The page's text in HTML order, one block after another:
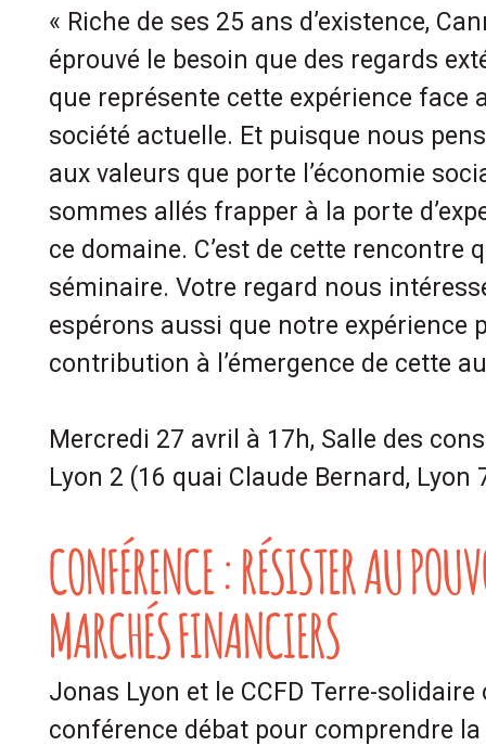
« Riche de ses 25 ans d’existence,
éprouvé le besoin que des regards
que représente cette expérience face
société actuelle. Et puisque nous
aux valeurs que porte l’économie
sommes allés frapper à la porte
ce domaine. C’est de cette rencontre
séminaire. Votre regard nous
espérons aussi que notre expérience
contribution à l’émergence de cette
Mercredi 27 avril à 17h, Salle des
Lyon 2 (16 quai Claude Bernard, Lyon
CONFÉRENCE : RÉSISTER AU
MARCHÉS FINANCIERS
Jonas Lyon et le CCFD Terre-
conférence débat pour comprendre